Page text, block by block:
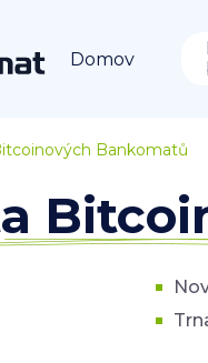
Domov
Bankomatů